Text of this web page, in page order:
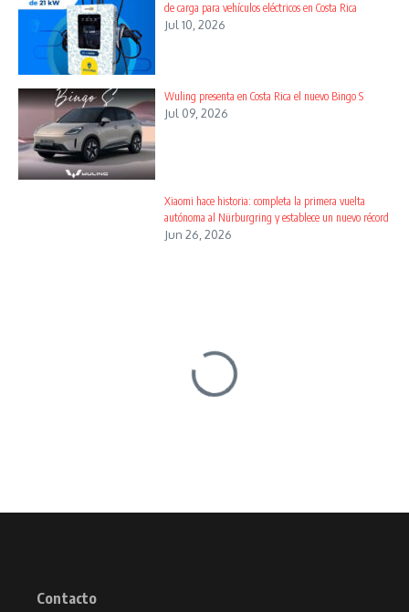
de carga para vehículos eléctricos en Costa Rica
Jul 10, 2026
Wuling presenta en Costa Rica el nuevo Bingo S
Jul 09, 2026
Xiaomi hace historia: completa la primera vuelta
autónoma al Nürburgring y establece un nuevo récord
Jun 26, 2026
Contacto